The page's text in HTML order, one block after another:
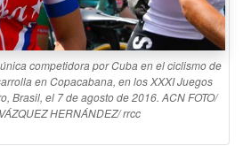
competidora por Cuba en el ciclismo de
en Copacabana, en los XXXI Juegos
Brasil, el 7 de agosto de 2016. ACN FOTO/
HERNÁNDEZ/ rrcc